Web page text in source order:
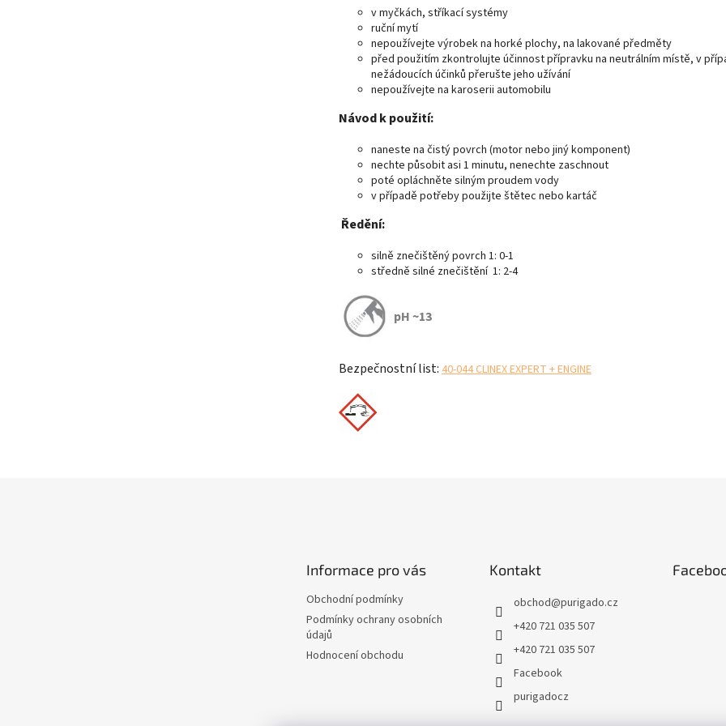
v myčkách, stříkací systémy
ruční mytí
nepoužívejte výrobek na horké plochy, na lakované předměty
před použitím zkontrolujte účinnost přípravku na neutrálním místě, v
nežádoucích účinků přerušte jeho užívání
nepoužívejte na karoserii automobilu
Návod k použití:
naneste na čistý povrch (motor nebo jiný komponent)
nechte působit asi 1 minutu, nenechte zaschnout
poté opláchněte silným proudem vody
v případě potřeby použijte štětec nebo kartáč
Ředění:
silně znečištěný povrch 1: 0-1
středně silné znečištění 1: 2-4
pH ~13
Bezpečnostní list: 40-044 CLINEX EXPERT + ENGINE
Informace pro vás
Obchodní podmínky
Podmínky ochrany osobních
údajů
Hodnocení obchodu
Kontakt
obchod@purigado.cz
+420 721 035 507
+420 721 035 507
Facebook
purigadocz